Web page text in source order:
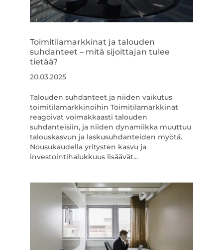
Toimitilamarkkinat ja talouden
suhdanteet – mitä sijoittajan tulee
tietää?
20.03.2025
Talouden suhdanteet ja niiden vaikutus
toimitilamarkkinoihin Toimitilamarkkinat
reagoivat voimakkaasti talouden
suhdanteisiin, ja niiden dynamiikka muuttuu
talouskasvun ja laskusuhdanteiden myötä.
Nousukaudella yritysten kasvu ja
investointihalukkuus lisäävät...